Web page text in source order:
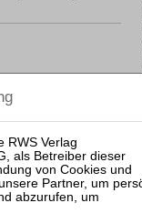
Beitrag trotzdem